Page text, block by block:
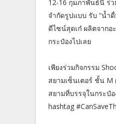
12-16 กุมภาพันธ์นี้ ร่
จำกัดรูปแบบ รับ “น้ำ
ดีไซน์สุดเก๋ ผลิตจากอ
กระป๋องไปเลย
เพียงร่วมกิจกรรม
สยามเซ็นเตอร์ ชั้น M
สยามที่บรรจุในกระป๋
hashtag